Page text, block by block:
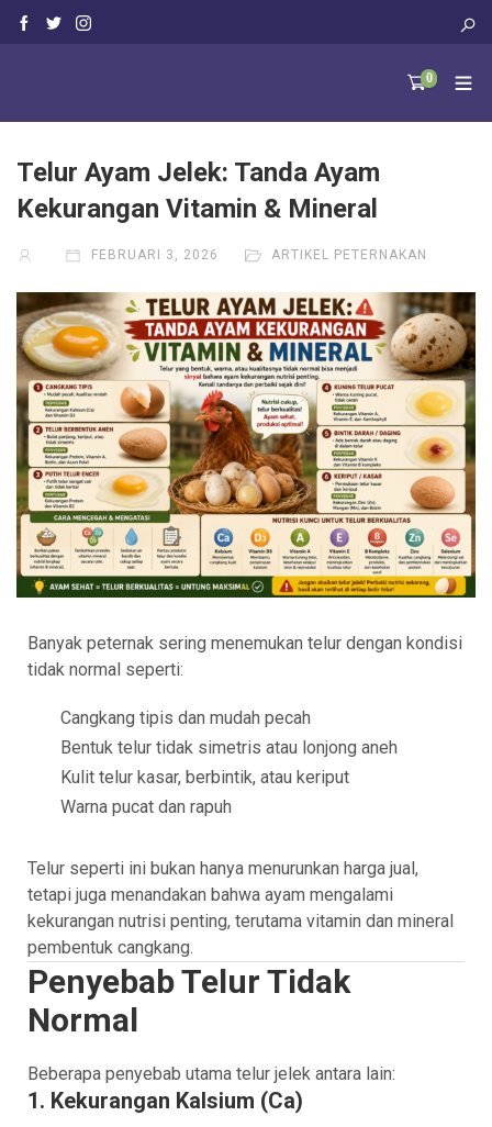
0
Telur Ayam Jelek: Tanda Ayam
Kekurangan Vitamin & Mineral
FEBRUARI 3, 2026 ARTIKEL PETERNAKAN
Banyak peternak sering menemukan telur dengan kondisi
tidak normal seperti:
Cangkang tipis dan mudah pecah
Bentuk telur tidak simetris atau lonjong aneh
Kulit telur kasar, berbintik, atau keriput
Warna pucat dan rapuh
Telur seperti ini bukan hanya menurunkan harga jual,
tetapi juga menandakan bahwa ayam mengalami
kekurangan nutrisi penting, terutama vitamin dan mineral
pembentuk cangkang.
Penyebab Telur Tidak
Normal
Beberapa penyebab utama telur jelek antara lain:
1. Kekurangan Kalsium (Ca)